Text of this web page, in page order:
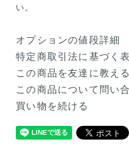
い。
オプションの値段詳細
特定商取引法に基づく
この商品を友達に教える
この商品について問い
買い物を続ける